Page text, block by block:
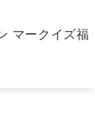
マークイズ福